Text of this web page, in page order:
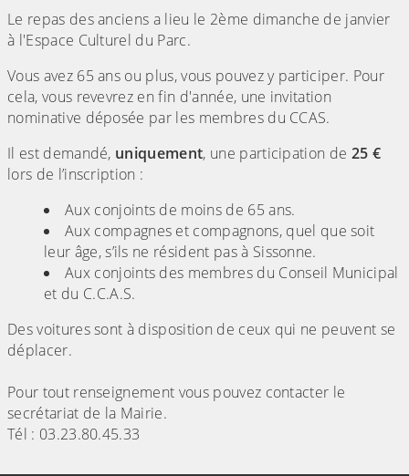
Le repas des anciens a lieu le 2ème dimanche de janvier
à l'Espace Culturel du Parc.
Vous avez 65 ans ou plus, vous pouvez y participer. Pour
cela, vous revevrez en fin d'année, une invitation
nominative déposée par les membres du CCAS.
Il est demandé, uniquement, une participation de 25 €
lors de l’inscription :
Aux conjoints de moins de 65 ans.
Aux compagnes et compagnons, quel que soit
leur âge, s’ils ne résident pas à Sissonne.
Aux conjoints des membres du Conseil Municipal
et du C.C.A.S.
Des voitures sont à disposition de ceux qui ne peuvent se
déplacer.
Pour tout renseignement vous pouvez contacter le
secrétariat de la Mairie.
Tél : 03.23.80.45.33